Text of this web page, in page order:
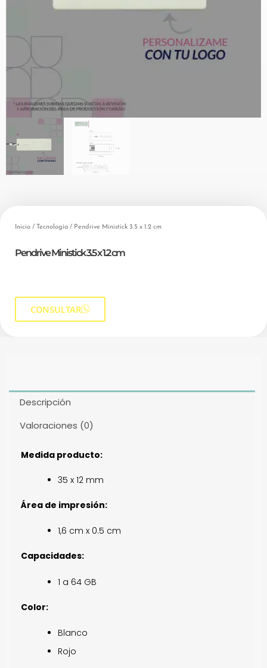
Inicio / Tecnología / Pendrive Ministick 3.5 x 1.2 cm
Pendrive Ministick 3.5 x 1.2 cm
CONSULTAR
Descripción
Valoraciones (0)
Medida producto:
35 x 12 mm
Área de impresión:
1,6 cm x 0.5 cm
Capacidades:
1 a 64 GB
Color:
Blanco
Rojo